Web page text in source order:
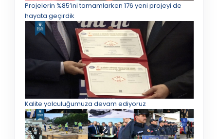
Projelerin %85’ini tamamlarken 176 yeni projeyi de
hayata geçirdik
Kalite yolculuğumuza devam ediyoruz